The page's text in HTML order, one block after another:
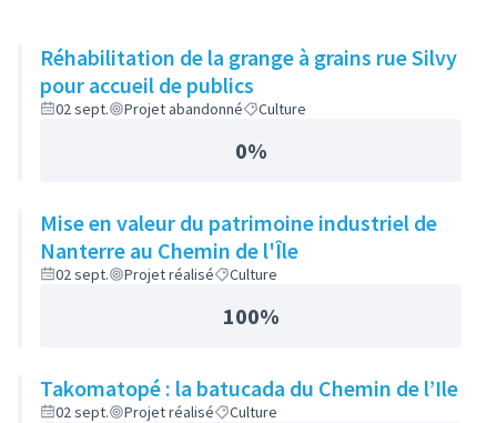
Réhabilitation de la grange à grains rue Silvy
pour accueil de publics
02 sept. Projet abandonné Culture
0%
Mise en valeur du patrimoine industriel de
Nanterre au Chemin de l'Île
02 sept. Projet réalisé Culture
100%
Takomatopé : la batucada du Chemin de l’Ile
02 sept. Projet réalisé Culture